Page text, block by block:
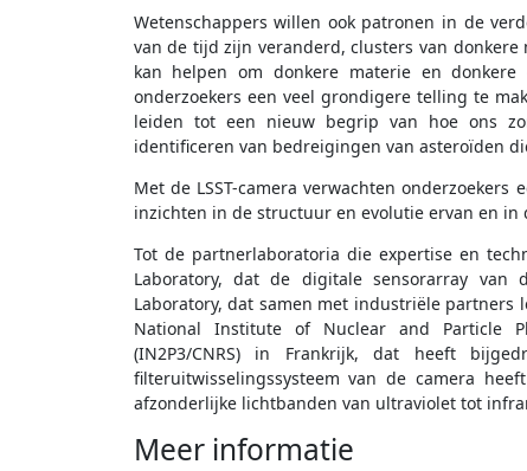
Wetenschappers willen ook patronen in de
van de tijd zijn veranderd, clusters van
kan helpen om donkere materie en
onderzoekers een veel grondigere telling te
leiden tot een nieuw begrip van hoe ons
identificeren van bedreigingen van asteroïden
Met de LSST-camera verwachten
inzichten in de structuur en evolutie ervan en in
Tot de partnerlaboratoria die expertise en
Laboratory, dat de digitale sensorarray van
Laboratory, dat samen met industriële
National Institute of Nuclear and Particle
(IN2P3/CNRS) in Frankrijk, dat heeft
filteruitwisselingssysteem van de camera
afzonderlijke lichtbanden van ultraviolet tot
Meer informatie